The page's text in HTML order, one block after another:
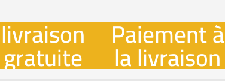
livraison
gratuite
Paiement à
la livraison